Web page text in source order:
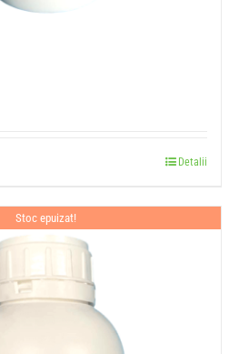
Detalii
Stoc epuizat!